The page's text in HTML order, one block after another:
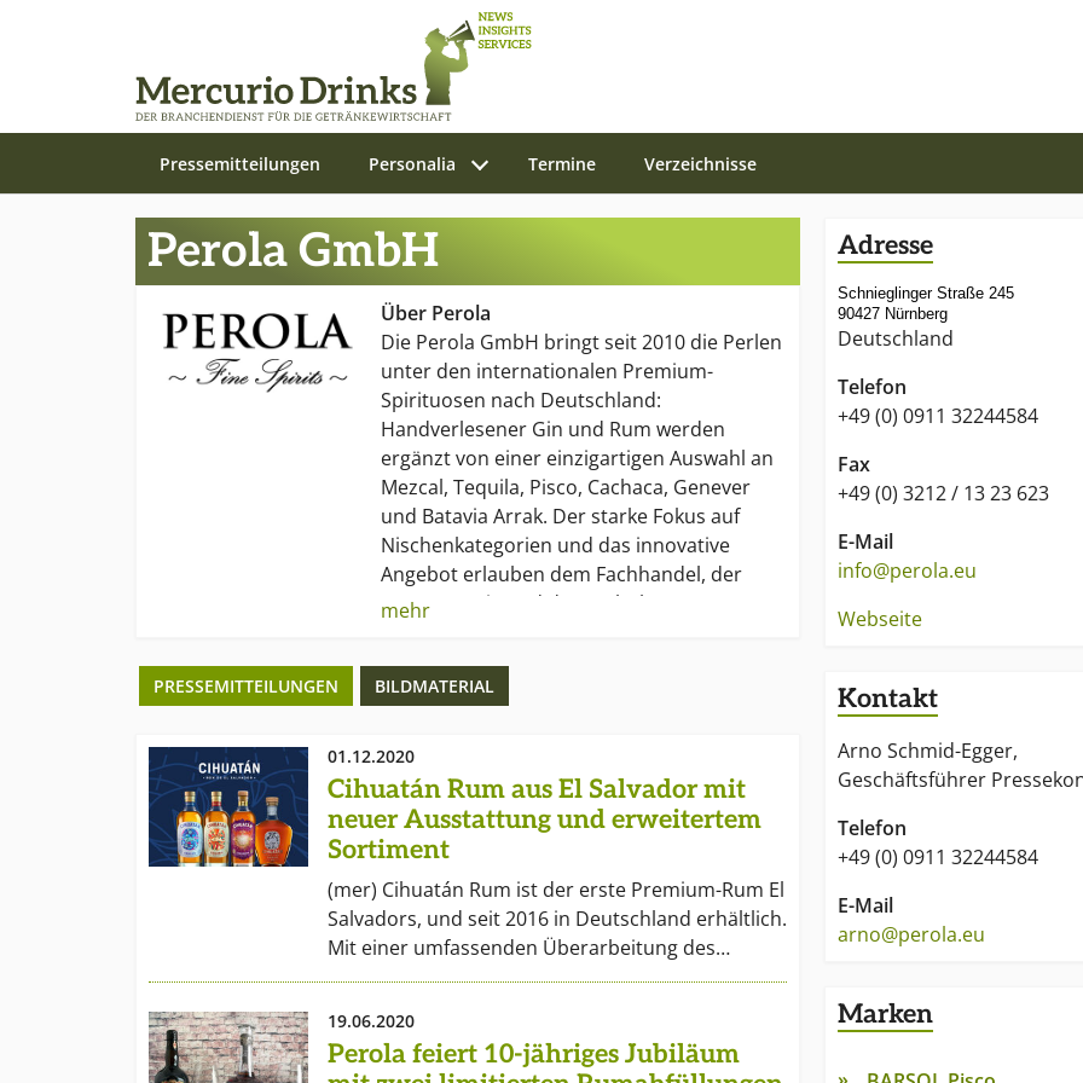
Pressemitteilungen Personalia Termine Verzeichnisse
Perola GmbH
Über Perola
Die Perola GmbH bringt seit 2010 die Perlen
unter den internationalen Premium-
Spirituosen nach Deutschland:
Handverlesener Gin und Rum werden
ergänzt von einer einzigartigen Auswahl an
Mezcal, Tequila, Pisco, Cachaca, Genever
und Batavia Arrak. Der starke Fokus auf
Nischenkategorien und das innovative
Angebot erlauben dem Fachhandel, der
Gastronomie und dem gehobenen
und eine vielfältige, attraktive
Sortimentsgestaltung, die nicht nur
Die von Perola vertriebenen Marken
umfassen einzigartige Geheimtipps und
international ausgezeichnete Top-Marken
wie Brockmans Gin, Martin Miller‘s Gin,
Barsol Pisco, Magnífica Cachaça, Topanito
100% Agave Tequila, Del Maguey Single
Village Mezcal, Cihuatán Rum, La Hechicera
Die Perola GmbH setzt sich für
verantwortungsvollen Alkoholgenuss ein
mehr
PRESSEMITTEILUNGEN BILDMATERIAL
01.12.2020
Cihuatán Rum aus El Salvador mit
neuer Ausstattung und erweitertem
Sortiment
(mer) Cihuatán Rum ist der erste Premium-Rum El
Salvadors, und seit 2016 in Deutschland erhältlich.
Mit einer umfassenden Überarbeitung des…
19.06.2020
Perola feiert 10-jähriges Jubiläum
Adresse
Schnieglinger Straße 245
90427 Nürnberg
Deutschland
Telefon
+49 (0) 0911 32244584
Fax
+49 (0) 3212 / 13 23 623
E-Mail
info@perola.eu
Webseite
Kontakt
Arno Schmid-Egger,
Geschäftsführer
Telefon
+49 (0) 0911 32244584
E-Mail
arno@perola.eu
Marken